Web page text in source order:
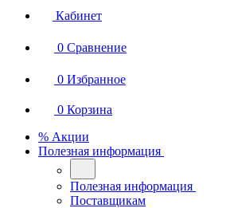
Кабинет
0 Сравнение
0 Избранное
0 Корзина
% Акции
Полезная информация
Полезная информация
Поставщикам